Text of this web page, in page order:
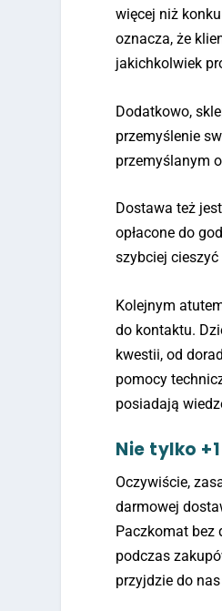
więcej niż
oznacza, że
jakichkolwiek
Dodatkowo,
przemyślenie
przemyślanym
Dostawa też
opłacone do
szybciej
Kolejnym
do kontaktu.
kwestii, od
pomocy
posiadają
Nie tylko +1
Oczywiście,
darmowej
Paczkomat bez
podczas
przyjdzie do